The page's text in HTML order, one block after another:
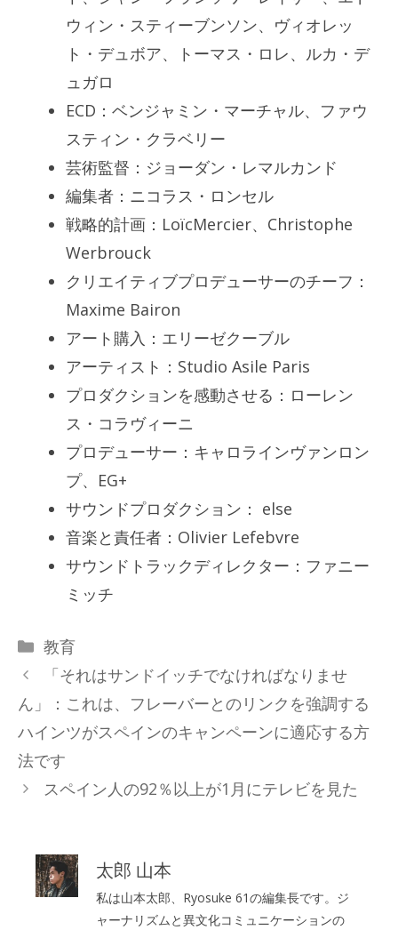
ウィン・スティーブンソン、ヴィオレッ
ト・デュボア、トーマス・ロレ、ルカ・デ
ュガロ
ECD：ベンジャミン・マーチャル、ファウ
スティン・クラベリー
芸術監督：ジョーダン・レマルカンド
編集者：ニコラス・ロンセル
戦略的計画：LoïcMercier、Christophe
Werbrouck
クリエイティブプロデューサーのチーフ：
Maxime Bairon
アート購入：エリーゼクーブル
アーティスト：Studio Asile Paris
プロダクションを感動させる：ローレン
ス・コラヴィーニ
プロデューサー：キャロラインヴァンロン
プ、EG+
サウンドプロダクション： else
音楽と責任者：Olivier Lefebvre
サウンドトラックディレクター：ファニー
ミッチ
カ
テ
リ
ー
教育
「それはサンドイッチでなければなりませ
ん」：これは、フレーバーとのリンクを強調する
ハインツがスペインのキャンペーンに適応する方
法です
スペイン人の92％以上が1月にテレビを見た
太郎 山本
私は山本太郎、Ryosuke 61の編集長です。ジ
ャーナリズムと異文化コミュニケーションの